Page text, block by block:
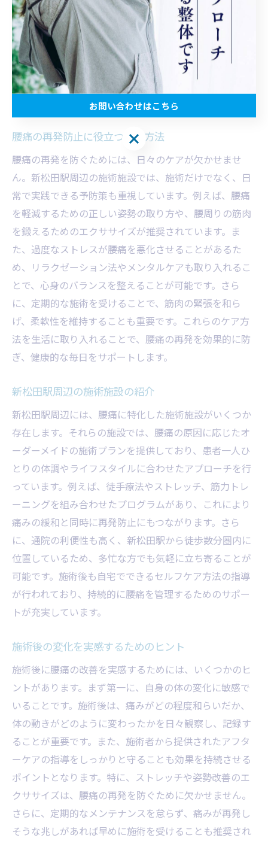
デスクワークが多い方には姿勢改善を重視し、立ち仕事
が多い方には腰の柔軟性を高める手技を組み合わせま
す。さらに、施術後には自宅で簡単に行えるエクササイ
ズやストレッチを指導し、日常生活での腰痛管理をサポ
ートします。これにより、腰痛の根本的な改善を目指
し、再発を防ぐためのトータルケアを提供しています。
腰痛の再発防止に役立つケア方法
腰痛の再発を防ぐためには、日々のケアが欠かせませ
ん。新松田駅周辺の施術施設では、施術だけでなく、日
常で実践できる予防策も重視しています。例えば、腰痛
を軽減するための正しい姿勢の取り方や、腰周りの筋肉
を鍛えるためのエクササイズが推奨されています。ま
た、過度なストレスが腰痛を悪化させることがあるた
め、リラクゼーション法やメンタルケアも取り入れるこ
とで、心身のバランスを整えることが可能です。さら
に、定期的な施術を受けることで、筋肉の緊張を和ら
げ、柔軟性を維持することも重要です。これらのケア方
法を生活に取り入れることで、腰痛の再発を効果的に防
ぎ、健康的な毎日をサポートします。
新松田駅周辺の施術施設の紹介
新松田駅周辺には、腰痛に特化した施術施設がいくつか
存在します。それらの施設では、腰痛の原因に応じたオ
ーダーメイドの施術プランを提供しており、患者一人ひ
とりの体調やライフスタイルに合わせたアプローチを行
っています。例えば、徒手療法やストレッチ、筋力トレ
ーニングを組み合わせたプログラムがあり、これにより
痛みの緩和と同時に再発防止にもつながります。さら
に、通院の利便性も高く、新松田駅から徒歩数分圏内に
位置しているため、多忙な方でも気軽に立ち寄ることが
可能です。施術後も自宅でできるセルフケア方法の指導
が行われており、持続的に腰痛を管理するためのサポー
トが充実しています。
施術後の変化を実感するためのヒント
施術後に腰痛の改善を実感するためには、いくつかのヒ
ントがあります。まず第一に、自身の体の変化に敏感で
いることです。施術後は、痛みがどの程度和らいだか、
体の動きがどのように変わったかを日々観察し、記録す
ることが重要です。また、施術者から提供されたアフタ
ーケアの指導をしっかりと守ることも効果を持続させる
ポイントとなります。特に、ストレッチや姿勢改善のエ
クササイズは、腰痛の再発を防ぐために欠かせません。
さらに、定期的なメンテナンスを怠らず、痛みが再発し
そうな兆しがあれば早めに施術を受けることも推奨され
お問い合わせはこちら
お問い合わせはこちら